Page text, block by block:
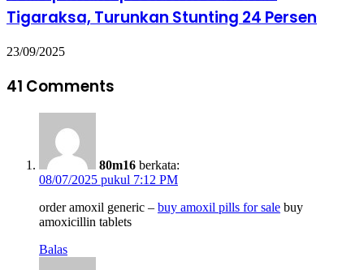
Tigaraksa, Turunkan Stunting 24 Persen
23/09/2025
41 Comments
80m16 berkata:
08/07/2025 pukul 7:12 PM
order amoxil generic – buy amoxil pills for sale buy
amoxicillin tablets
Balas